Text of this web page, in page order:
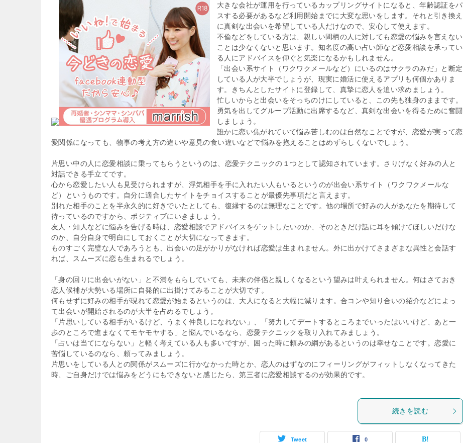
大きな会社が運用を行っているカップリングサイトになると、年齢認証をパ
スする必要があるなど利用開始までに大変な思いをします。それと引き換え
に真剣な出会いを希望している人だけなので、安心して使えます。
不倫などをしている方は、親しい間柄の人に対しても恋愛の悩みを言えない
ことは少なくないと思います。知名度の高い占い師など恋愛相談を承ってい
る人にアドバイスを仰ぐと気楽になるかもしれません。
「出会い系サイト（ワクワクメールなど）にいるのはサクラのみだ」と断定
している人が大半でしょうが、現実に婚活に使えるアプリも何個かありま
す。きちんとしたサイトに登録して、真摯に恋人を追い求めましょう。
忙しいからと出会いをそっちのけにしていると、この先も独身のままです。
勇気を出してグループ活動に出席するなど、真剣な出会いを得るために奮闘
しましょう。
誰かに恋い焦がれていて悩み苦しむのは自然なことですが、恋愛が実って恋
愛関係になっても、物事の考え方の違いや意見の食い違いなどで悩みを抱えることはめずらしくないでしょう。
片思い中の人に恋愛相談に乗ってもらうというのは、恋愛テクニックの１つとして認知されています。さりげなく好みの人と
対話できる手立てです。
心から恋愛したい人も見受けられますが、浮気相手を手に入れたい人もいるというのが出会い系サイト（ワクワクメールな
ど）というものです。自分に適合したサイトをチョイスすることが最優先事項だと言えます。
別れた相手のことを半永久的に好きでいたとしても、復縁するのは無理なことです。他の場所で好みの人があなたを期待して
待っているのですから、ポジティブにいきましょう。
友人・知人などに悩みを告げる時は、恋愛相談でアドバイスをゲットしたいのか、そのときだけ話に耳を傾けてほしいだけな
のか、自分自身で明白にしておくことが大切になってきます。
ものすごく完璧な人であろうとも、出会いの足がかりがなければ恋愛は生まれません。外に出かけてさまざまな異性と会話す
れば、スムーズに恋も生まれるでしょう。
「身の回りに出会いがない」と不満をもらしていても、未来の伴侶と親しくなるという望みは叶えられません。何はさておき
恋人候補が大勢いる場所に自発的に出掛けてみることが大切です。
何もせずに好みの相手が現れて恋愛が始まるというのは、大人になると大幅に減ります。合コンや知り合いの紹介などによっ
て出会いが開始されるのが大半を占めるでしょう。
「片思いしている相手がいるけど、うまく仲良しになれない」、「努力してデートするところまでいったはいいけど、あと一
歩のところで進まなくてモヤモヤする」と悩んでいるなら、恋愛テクニックを取り入れてみましょう。
「占いは当てにならない」と軽く考えている人も多いですが、困った時に頼みの綱があるというのは幸せなことです。恋愛に
苦悩しているのなら、頼ってみましょう。
片思いをしている人との関係がスムーズに行かなかった時とか、恋人のはずなのにフィーリングがフィットしなくなってきた
時、ご自身だけでは悩みをどうにもできないと感じたら、第三者に恋愛相談するのが効果的です。
続きを読む
Tweet 0